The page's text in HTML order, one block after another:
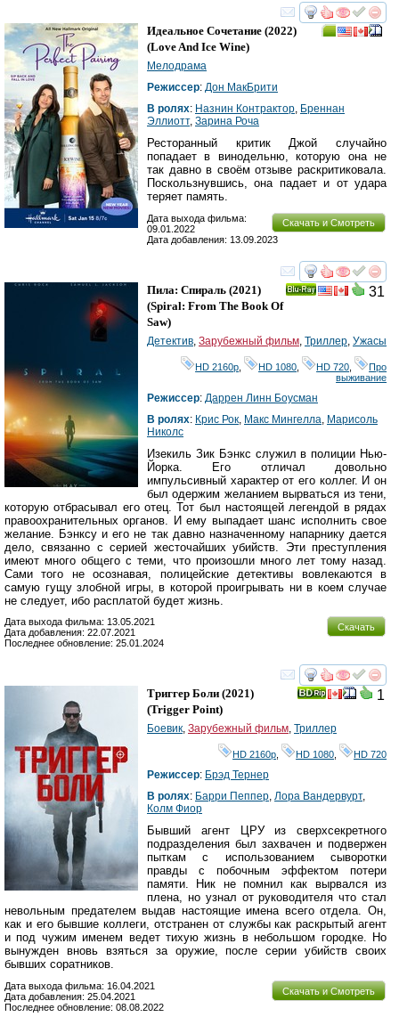
смотреть
Идеальное Сочетание (2022)
(Love And Ice Wine)
Мелодрама
Режиссер: Дон МакБрити
В ролях: Назнин Контрактор Бреннан
Эллиотт, Зарина Роча
Ресторанный критик Джой случайно
попадает в винодельню, которую она не
так давно в своём отзыве раскритиковала.
Поскользнувшись, она падает и от удара
теряет память.
Скачать и Смотреть
Дата выхода фильма:
09.01.2022
Дата добавления: 13.09.2023
смотреть
31
Пила: Спираль (2021)
(Spiral: From The Book Of
Saw)
Детектив Зарубежный фильм Триллер Ужасы
HD 2160р HD 1080 HD 720
Про
выживание
Режиссер: Даррен Линн Боусман
В ролях: Крис Рок Макс Мингелла Марисоль
Николс
Изекиль Зик Бэнкс служил в полиции Нью-
Йорка. Его отличал довольно
импульсивный характер от его коллег. И он
был одержим желанием вырваться из тени,
которую отбрасывал его отец. Тот был настоящей легендой в рядах
правоохранительных органов. И ему выпадает шанс исполнить свое
желание. Бэнксу и его не так давно назначенному напарнику дается
дело, связанно с серией жесточайших убийств. Эти преступления
имеют много общего с теми, что произошли много лет тому назад.
Сами того не осознавая, полицейские детективы вовлекаются в
самую гущу злобной игры, в которой проигрывать ни в коем случае
не следует, ибо расплатой будет жизнь.
Скачать
Дата выхода фильма: 13.05.2021
Дата добавления: 22.07.2021
Последнее обновление: 25.01.2024
смотреть
1
Триггер Боли (2021)
(Trigger Point)
Боевик, Зарубежный фильм, Триллер
HD 2160р HD 1080 HD 720
Режиссер: Брэд Тернер
В ролях: Барри Пеппер, Лора Вандервурт,
Колм Фиор
Бывший агент ЦРУ из сверхсекретного
подразделения был захвачен и подвержен
пыткам с использованием сыворотки
правды с побочным эффектом потери
памяти. Ник не помнил как вырвался из
плена, но узнал от руководителя что стал
невольным предателем выдав настоящие имена всего отдела. Он,
как и его бывшие коллеги, отстранен от службы как раскрытый агент
и под чужим именем ведет тихую жизнь в небольшом городке. Но
вынужден вновь взяться за оружие, после серии убийств своих
бывших соратников.
Скачать и Смотреть
Дата выхода фильма: 16.04.2021
Дата добавления: 25.04.2021
Последнее обновление: 08.08.2022